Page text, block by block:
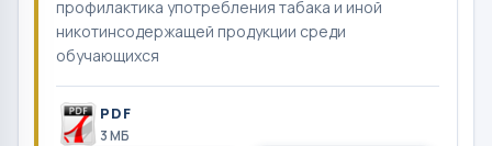
профилактика употребления табака и иной
никотинсодержащей продукции среди
обучающихся
PDF
3 MБ